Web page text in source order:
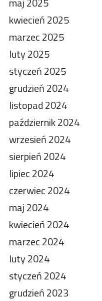
kwiecień 2025
marzec 2025
luty 2025
styczeń 2025
grudzień 2024
listopad 2024
październik 2024
wrzesień 2024
sierpień 2024
lipiec 2024
czerwiec 2024
maj 2024
kwiecień 2024
marzec 2024
luty 2024
styczeń 2024
grudzień 2023